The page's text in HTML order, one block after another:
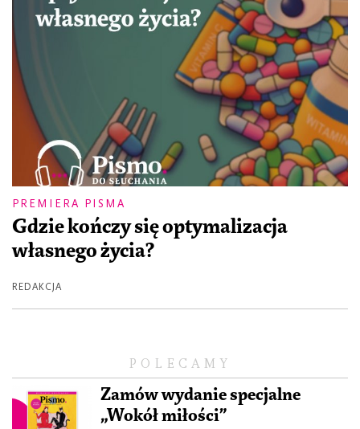
POLECAMY
Zamów wydanie specjalne
„Wokół miłości”
PREMIERA PISMA
Gdzie kończy się optymalizacja
własnego życia?
REDAKCJA